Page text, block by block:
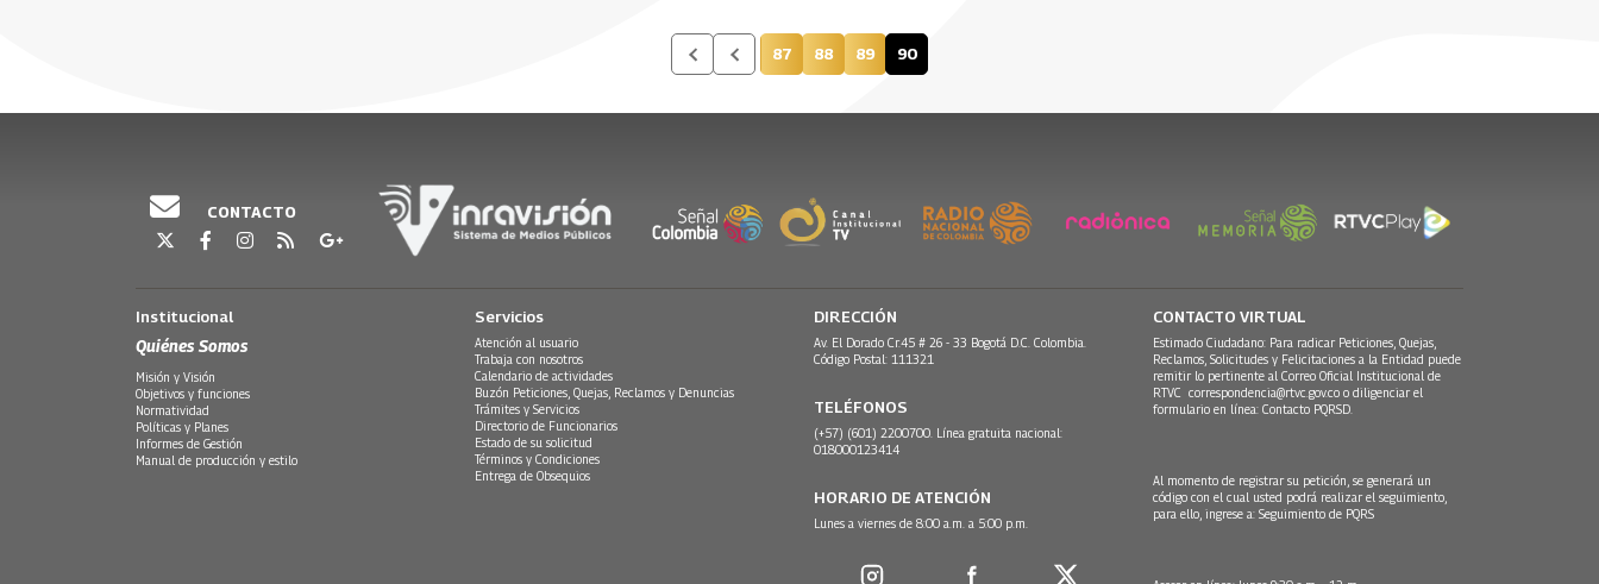
Página
87 Página
88 Página
89 Página actual
90
CONTACTO
Institucional
Quiénes Somos
Misión y Visión
Objetivos y funciones
Normatividad
Políticas y Planes
Informes de Gestión
Manual de producción y estilo
Servicios
Atención al usuario
Trabaja con nosotros
Calendario de actividades
Buzón Peticiones, Quejas, Reclamos y Denuncias
Trámites y Servicios
Directorio de Funcionarios
Estado de su solicitud
Términos y Condiciones
Entrega de Obsequios
DIRECCIÓN
Av. El Dorado Cr.45 # 26 - 33 Bogotá D.C. Colombia.
Código Postal: 111321
TELÉFONOS
(+57) (601) 2200700. Línea gratuita nacional:
018000123414
HORARIO DE ATENCIÓN
Lunes a viernes de 8:00 a.m. a 5:00 p.m.
CONTACTO VIRTUAL
Estimado Ciudadano: Para radicar Peticiones, Quejas,
Reclamos, Solicitudes y Felicitaciones a la Entidad puede
remitir lo pertinente al Correo Oficial Institucional de
RTVC correspondencia@rtvc.gov.co o diligenciar el
formulario en línea: Contacto PQRSD.
Al momento de registrar su petición, se generará un
código con el cual usted podrá realizar el seguimiento,
para ello, ingrese a: Seguimiento de PQRS